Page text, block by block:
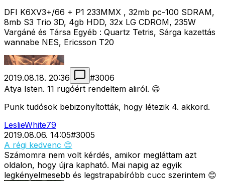
DFI K6XV3+/66 + P1 233MMX , 32mb pc-100 SDRAM,
8mb S3 Trio 3D, 4gb HDD, 32x LG CDROM, 235W
Vargáné és Társa Egyéb : Quartz Tetris, Sárga kazettás
wannabe NES, Ericsson T20
2019.08.18. 20:36 #3006
Atya Isten. 11 rugóért rendeltem aliról. 😄
Punk tudósok bebizonyították, hogy létezik 4. akkord.
LeslieWhite79
2019.08.06. 14:05#3005
A régi kedvenc 😊
Számomra nem volt kérdés, amikor megláttam azt
oldalon, hogy újra kapható. Mai napig az egyik
legkényelmesebb és legstrapabíróbb cucc szerintem 😊